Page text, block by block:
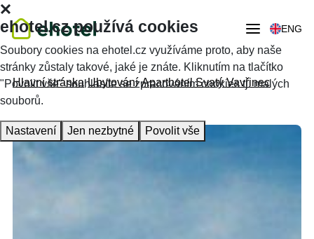
ENG
Hlavní stránka Ubytování Aparthotel Svatý Vavřinec
ehotel.cz používá cookies
Soubory cookies na ehotel.cz využíváme proto, aby naše
stránky zůstaly takové, jaké je znáte. Kliknutím na tlačítko
"Povolit vše" souhlasíte se zpracováním cookies tj. malých
souborů.
Nastavení Jen nezbytné Povolit vše